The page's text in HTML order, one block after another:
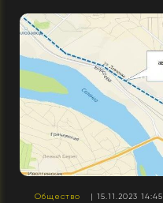
Общество | 15.11.2023 14:45